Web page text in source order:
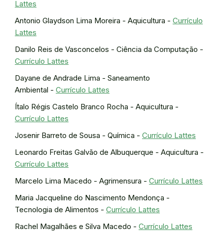
Lattes
Antonio Glaydson Lima Moreira - Aquicultura - Currículo
Lattes
Danilo Reis de Vasconcelos - Ciência da Computação -
Currículo Lattes
Dayane de Andrade Lima - Saneamento
Ambiental - Currículo Lattes
Ítalo Régis Castelo Branco Rocha - Aquicultura -
Currículo Lattes
Josenir Barreto de Sousa - Química - Currículo Lattes
Leonardo Freitas Galvão de Albuquerque - Aquicultura -
Currículo Lattes
Marcelo Lima Macedo - Agrimensura - Currículo Lattes
Maria Jacqueline do Nascimento Mendonça -
Tecnologia de Alimentos - Currículo Lattes
Rachel Magalhães e Silva Macedo - Currículo Lattes